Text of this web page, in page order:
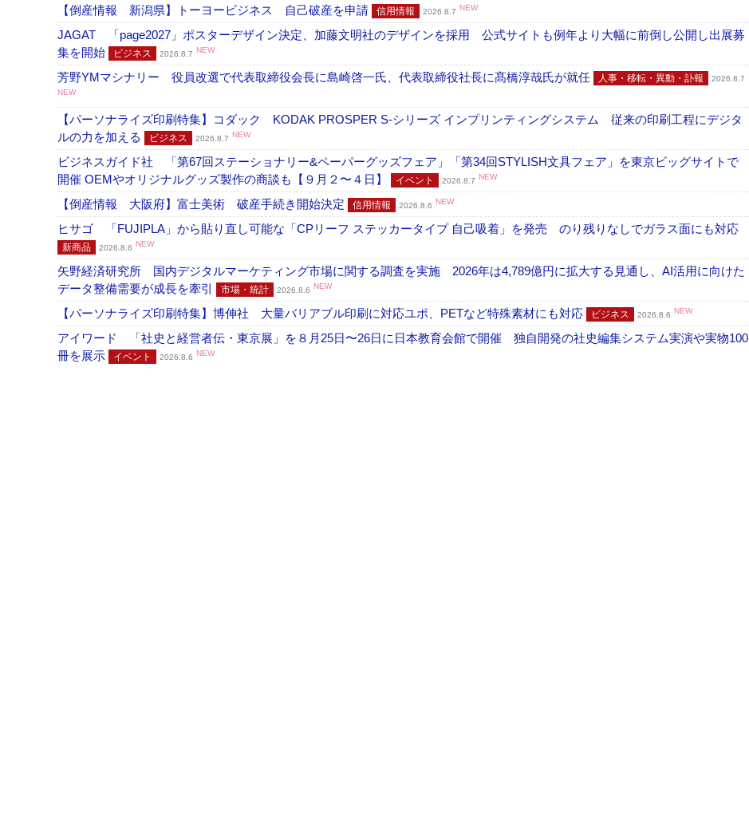
【倒産情報 新潟県】トーヨービジネス 自己破産を申請 信用情報 2026.8.7 NEW
JAGAT 「page2027」ポスターデザイン決定、加藤文明社のデザインを採用 公式サイトも例年より大幅に前倒し公開し出展募
集を開始
ビジネス 2026.8.7 NEW
芳野YMマシナリー 役員改選で代表取締役会長に島崎啓一氏、代表取締役社長に髙橋淳哉氏が就任 人事・移転・異動・訃報
2026.8.7
NEW
【パーソナライズ印刷特集】コダック KODAK PROSPER S-シリーズ インプリンティングシステム 従来の印刷工程にデジタ
ルの力を加える
ビジネス 2026.8.7 NEW
ビジネスガイド社 「第67回ステーショナリー&ペーパーグッズフェア」「第34回STYLISH文具フェア」を東京ビッグサイトで
開催 OEMやオリジナルグッズ製作の商談も【９月２〜４日】
イベント 2026.8.7 NEW
【倒産情報 大阪府】富士美術 破産手続き開始決定 信用情報 2026.8.6 NEW
ヒサゴ 「FUJIPLA」から貼り直し可能な「CPリーフ ステッカータイプ 自己吸着」を発売 のり残りなしでガラス面にも対応
新商品 2026.8.6 NEW
矢野経済研究所 国内デジタルマーケティング市場に関する調査を実施 2026年は4,789億円に拡大する見通し、AI活用に向けた
データ整備需要が成長を牽引
市場・統計 2026.8.6 NEW
【パーソナライズ印刷特集】博伸社 大量バリアブル印刷に対応ユポ、PETなど特殊素材にも対応 ビジネス 2026.8.6 NEW
アイワード 「社史と経営者伝・東京展」を８月25日〜26日に日本教育会館で開催 独自開発の社史編集システム実演や実物100
冊を展示
イベント 2026.8.6 NEW